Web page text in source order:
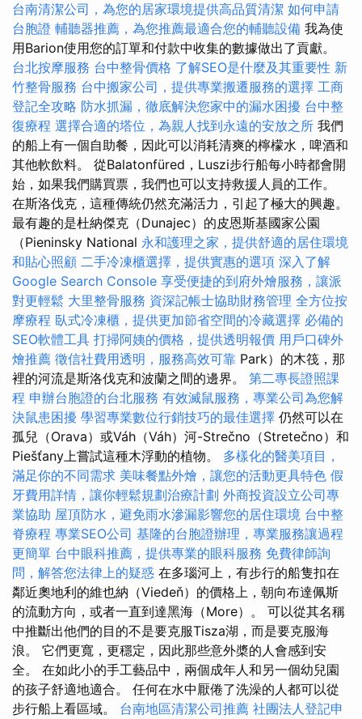
台南清潔公司，為您的居家環境提供高品質清潔 如何申請
台胞證 輔聽器推薦，為您推薦最適合您的輔聽設備 我為使
用Barion使用您的訂單和付款中收集的數據做出了貢獻。
台北按摩服務 台中整骨價格 了解SEO是什麼及其重要性 新
竹整骨服務 台中搬家公司，提供專業搬遷服務的選擇 工商
登記全攻略 防水抓漏，徹底解決您家中的漏水困擾 台中整
復療程 選擇合適的塔位，為親人找到永遠的安放之所 我們
的船上有一個自助餐，因此可以消耗清爽的檸檬水，啤酒和
其他軟飲料。 從Balatonfüred，Luszi步行船每小時都會開
始，如果我們購買票，我們也可以支持救援人員的工作。
在斯洛伐克，這種傳統仍然充滿活力，引起了極大的興趣。
最有趣的是杜納傑克（Dunajec）的皮恩斯基國家公園
（Pieninsky National 永和護理之家，提供舒適的居住環境
和貼心照顧 二手冷凍櫃選擇，提供實惠的選項 深入了解
Google Search Console 享受便捷的到府外燴服務，讓派
對更輕鬆 大里整骨服務 資深記帳士協助財務管理 全方位按
摩療程 臥式冷凍櫃，提供更加節省空間的冷藏選擇 必備的
SEO軟體工具 打掃阿姨的價格，提供透明報價 用戶口碑外
燴推薦 徵信社費用透明，服務高效可靠 Park）的木筏，那
裡的河流是斯洛伐克和波蘭之間的邊界。 第二專長證照課
程 申辦台胞證的台北服務 有效滅鼠服務，專業公司為您解
決鼠患困擾 學習專業數位行銷技巧的最佳選擇 仍然可以在
孤兒（Orava）或Váh（Váh）河-Strečno（Stretečno）和
Piešťany上嘗試這種木浮動的植物。 多樣化的醫美項目，
滿足你的不同需求 美味餐點外燴，讓您的活動更具特色 假
牙費用詳情，讓你輕鬆規劃治療計劃 外商投資設立公司專
業協助 屋頂防水，避免雨水滲漏影響您的居住環境 台中整
脊療程 專業SEO公司 基隆的台胞證辦理，專業服務讓過程
更簡單 台中眼科推薦，提供專業的眼科服務 免費律師詢
問，解答您法律上的疑惑 在多瑙河上，有步行的船隻扣在
鄰近奧地利的維也納（Viedeň）的價格上，朝向布達佩斯
的流動方向，或者一直到達黑海（More）。 可以從其名稱
中推斷出他們的目的不是要克服Tisza湖，而是要克服海
浪。 它們更寬，更穩定，因此那些意外槳的人會感到安
全。 在如此小的手工藝品中，兩個成年人和另一個幼兒園
的孩子舒適地適合。 任何在水中厭倦了洗澡的人都可以從
步行船上看區域。 台南地區清潔公司推薦 社團法人登記申